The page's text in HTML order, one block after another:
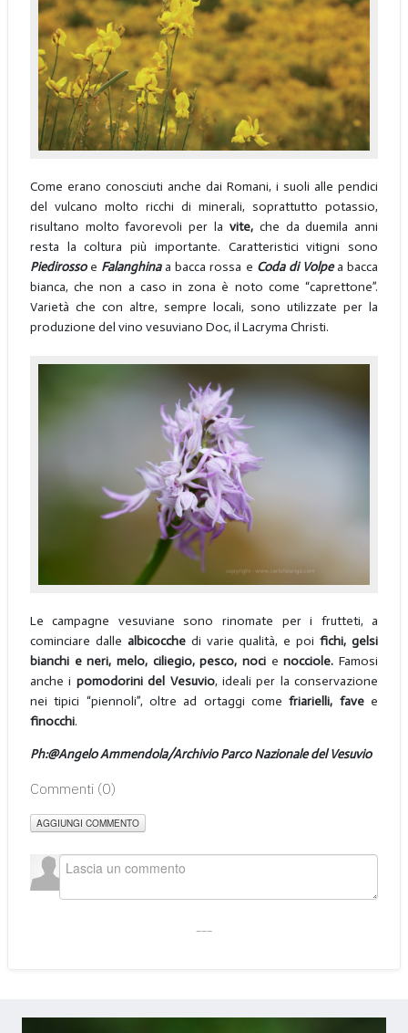
Come erano conosciuti anche dai Romani, i suoli alle pendici
del vulcano molto ricchi di minerali, soprattutto potassio,
risultano molto favorevoli per la vite,che da duemila anni
resta la coltura più importante. Caratteristici vitigni sono
Piedirossoe Falanghinaa bacca rossa e Coda di Volpea bacca
bianca, che non a caso in zona è noto come “caprettone”.
Varietà che con altre, sempre locali, sono utilizzate per la
produzione del vino vesuviano Doc, il Lacryma Christi.
Le campagne vesuviane sono rinomate per i frutteti, a
cominciare dalle albicocchedi varie qualità, e poifichi, gelsi
bianchi e neri, melo, ciliegio, pesco, noci enocciole. Famosi
anche i pomodorini del Vesuvio, ideali per la conservazione
nei tipici “piennoli”, oltre ad ortaggi comefriarielli, favee
finocchi.
Ph:@Angelo Ammendola/Archivio Parco Nazionale del Vesuvio
Commenti (0)
AGGIUNGI COMMENTO